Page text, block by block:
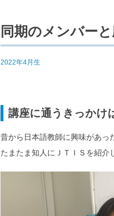
同期のメンバ
2022年4月生
講座に通うきっかけ
昔から日本語教師に興味があっ
たまたま知人にＪＴＩＳを紹